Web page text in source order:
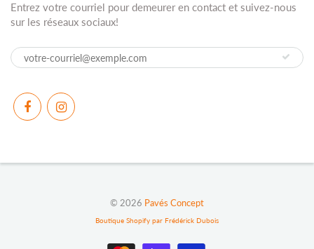
Entrez votre courriel pour demeurer en contact et suivez-nous
sur les réseaux sociaux!
© 2026 Pavés Concept
Boutique Shopify par Frédérick Dubois